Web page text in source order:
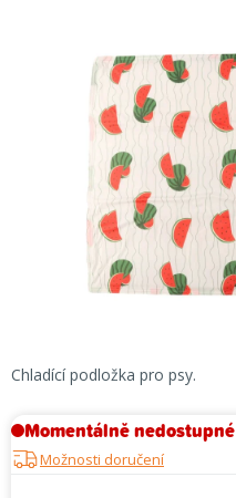
Chladící podložka pro psy.
Momentálně nedostupné
Možnosti doručení
hvězdiček.